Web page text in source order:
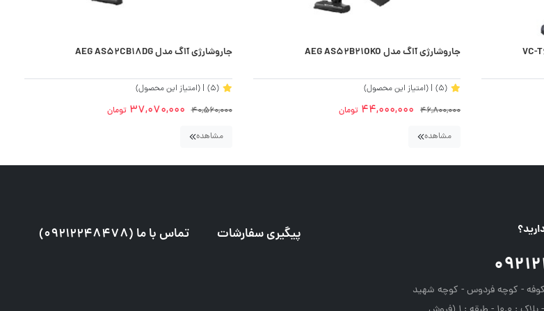
جاروشارژی آاگ مدل AEG AS52B21OKO
(5)
| (امتیاز این محصول)
46,800,000
44,000,000 تومان
مشاهده
جاروشارژی آاگ مدل AEG AS52CB18DG
(5)
| (امتیاز این محصول)
40,560,000
37,070,000 تومان
مشاهده
- کوچه فردوس - کوچه شهید
پیگیری سفارشات تماس با ما (09212248478)